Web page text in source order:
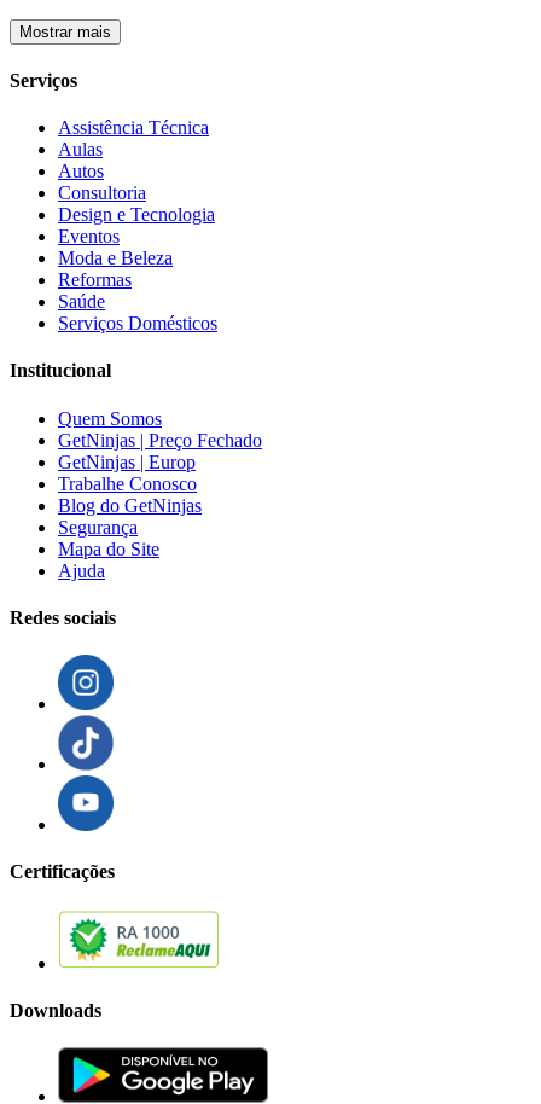
Mostrar mais
Serviços
Assistência Técnica
Aulas
Autos
Consultoria
Design e Tecnologia
Eventos
Moda e Beleza
Reformas
Saúde
Serviços Domésticos
Institucional
Quem Somos
GetNinjas | Preço Fechado
GetNinjas | Europ
Trabalhe Conosco
Blog do GetNinjas
Segurança
Mapa do Site
Ajuda
Redes sociais
Certificações
Downloads